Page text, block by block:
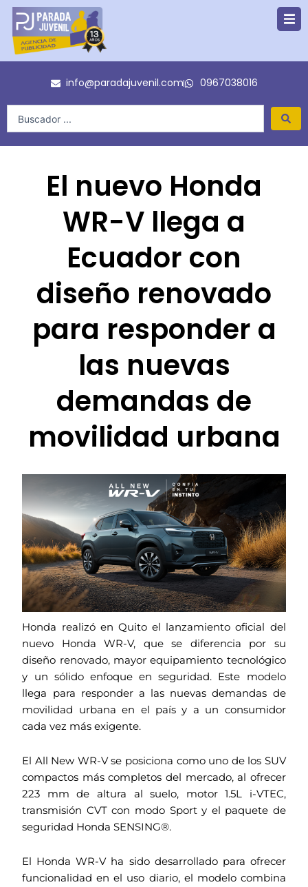
contenido
info@paradajuvenil.com 0967038016
El nuevo Honda
WR-V llega a
Ecuador con
diseño renovado
para responder a
las nuevas
demandas de
movilidad urbana
Honda realizó en Quito el lanzamiento oficial del
nuevo Honda WR-V, que se diferencia por su
diseño renovado, mayor equipamiento tecnológico
y un sólido enfoque en seguridad. Este modelo
llega para responder a las nuevas demandas de
movilidad urbana en el país y a un consumidor
cada vez más exigente.
El All New WR-V se posiciona como uno de los SUV
compactos más completos del mercado, al ofrecer
223 mm de altura al suelo, motor 1.5L i-VTEC,
transmisión CVT con modo Sport y el paquete de
seguridad Honda SENSING®.
El Honda WR-V ha sido desarrollado para ofrecer
funcionalidad en el uso diario, el modelo combina